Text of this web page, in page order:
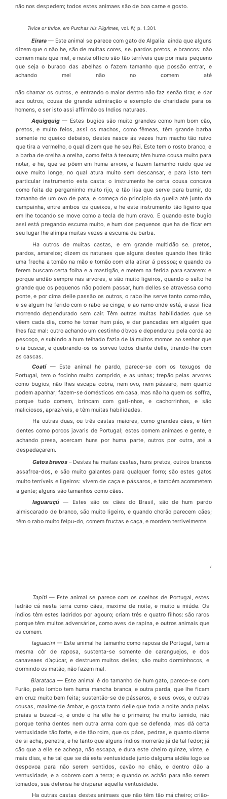
não nos despedem; todos estes animaes são de boa carne e gosto.
Twice or thrice, em Purchas his Pilgrimes, vol. IV, p. 1.301.
Eirara — Este animal se parece com gato de Algalia: ainda que alguns
dizem que o não he, são de muitas cores, se. pardos pretos, e brancos: não
comem mais que mel, e neste officio são tão terríveis que por mais pequeno
que seja o buraco das abelhas o fazem tamanho que possão entrar, e
achando mel não no comem até
nãochamar os outros, e entrando o maior dentro não faz senão tirar, e dar
aos ou­tros, cousa de grande admiração e exemplo de charidade para os
homens, e ser isto assi affirmão os Indios naturaes.
Aquigquig — Estes bugios são muito grandes como hum bom cão,
pretos, e muito feios, assi os machos, como fêmeas, têm grande barba
somente no queixo debai­xo, destes nasce ás vezes hum macho tão ruivo
que tira a vermelho, o qual dizem que he seu Rei. Este tem o rosto branco, e
a barba de orelha a orelha, como feitaá tesoura; têm huma cousa muito para
notar, e he, que se põem em huma arvore, e fazem ta­manho ruido que se
ouve muito longe, no qual atura muito sem descansar, e para isto tem
particular instrumento esta casta: o instrumento he certa cousa concava
como fei­ta de pergaminho muito rijo, e tão lisa que serve para burnir, do
tamanho de um ovo de pata, e começa do principio da guella atéjunto da
campainha, entre ambos os queixos, e he este instrumento tão ligeiro que
em lhe tocando se move como a tecla de hum cravo. E quando este bugio
assi está pregando escuma muito, e hum dos pequenos que ha de ficar em
seu lugar lhe alimpa muitas vezes a escuma da barba.
Ha outros de muitas castas, e em grande multidão se. pretos,
pardos, amarelos; dizem os naturaes que alguns destes quando lhes tirão
uma frecha a tomão na mão e tornão com ella atirar ápessoa; e quando os
ferem buscam certa folha e a mastigão, e metem na ferida para sararem: e
porque andão sempre nas arvores, e são muito li­geiros, quando o salto he
grande que os pequenos não podem passar, hum delles se atravessa como
ponte, e por cima delle passão os outros, o rabo lhe serve tanto co­mo mão,
e se algum he ferido com o rabo se cinge, e ao ramo onde está, e assi fica
morrendo dependurado sem cair. Têm outras muitas habilidades que se
vêem cada dia, como he tomar hum páo, e dar pancadas em alguém que
lhes faz mal: outro achando um cestinho d’ovos e dependurou pela corda ao
pescoço, e subindo a hum telhado fazia de lá.muitos momos ao senhor que
o ia buscar, e quebrando-os os sorveo todos diante delle, tirando-lhe com
as cascas.
Coatí —Este animal he pardo, parece-se com os texugos de
Portugal, tem o focinho muito comprido, e as unhas; trepão pelas arvores
como bugios, não lhes escapa cobra, nem ovo, nem pássaro, nem quanto
podem apanhar; fazem-se domés­ticos em casa, mas não ha quem os soffra,
porque tudo comem, brincam com gati-nhos, e cachorrinhos, e são
maliciosos, aprazíveis, e têm muitas habilidades.
Ha outras duas, ou três castas maiores, como grandes cães, e têm
dentes como porcos javaris de Portugal; estes comem animaes e gente, e
achando presa, acercam huns por huma parte, outros por outra, atéa
despedaçarem.
Gatos bravos – Destes ha muitas castas, huns pretos, outros brancos
assafroa-dos, e são muito galantes para qualquer forro; são estes gatos
muito terríveis e ligei­ros: vivem de caça e pássaros, e também acommetem
a gente; alguns são tamanhos como cães.
laguaruçú — Estes são os cães do Brasil, são de hum pardo
almiscarado de branco, são muito ligeiro, e quando chorão parecem cães;
têm o rabo muito felpu-do, comem fructas e caça, e mordem terrivelmente.
I
Tapiti— Este animal se parece com os coelhos de Portugal, estes
ladrão cá nesta terra como cães, maxime de noite, e muito a miúde. Os
índios têm estes ladridos por agouro; criam três e quatro filhos: são raros
porque têm muitos adversários, co­mo aves de rapina, e outros animais que
os comem.
laguacini — Este animal he tamanho como raposa de Portugal, tem a
mesma côr de raposa, sustenta-se somente de caranguejos, e dos
canaveaes d’açúcar, e des­truem muitos delles; são muito dorminhocos, e
dormindo os matão, não fazem mal.
Biarataca— Este animal édo tamanho de hum gato, parece-se com
Furão, pe­lo lombo tem huma mancha branca, e outra parda, que lhe ficam
em cruz muito bem feita; sustentão-se de pássaros, e seus ovos, e outras
cousas, maxime de âmbar, e gosta tanto delle que toda a noite anda pelas
praias a buscal-o, e onde o ha elle he o primeiro; he muito temido, não
porque tenha dentes nem outra arma com que se defenda, mas dácerta
ventusidade tão forte, e de tão roim, que os páos, pedras, e quanto diante
de si acha, penetra, e he tanto que algunsíndios morrerão já de tal fedor; já
cão que a elle se achega, não escapa, e dura este cheiro quinze, vinte, e
mais dias, e he tal que se dáesta ventusidade junto dalguma aldêa logo se
despovoa para não serem sentidos, cavão no chão, e dentro dão a
ventusidade, e a cobrem com a terra; e quando os achão para não serem
tomados, sua defensa he disparar aquella ventusidade.
Ha outras castas destes animaes que não têm tão mácheiro; crião-